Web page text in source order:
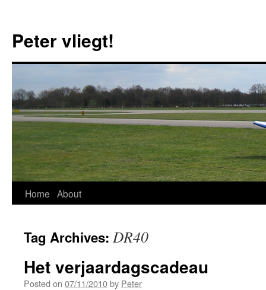
content
Peter vliegt!
Home About
Tag Archives: DR40
Het verjaardagscadeau
Posted on 07/11/2010by Peter